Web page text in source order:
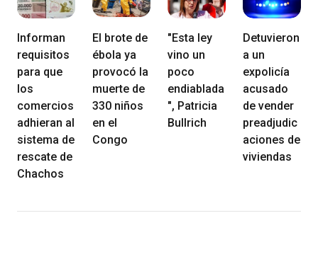
Informan
requisitos
para que
los
comercios
adhieran al
sistema de
rescate de
Chachos
El brote de
ébola ya
provocó la
muerte de
330 niños
en el
Congo
"Esta ley
vino un
poco
endiablada
", Patricia
Bullrich
Detuvieron
a un
expolicía
acusado
de vender
preadjudic
aciones de
viviendas